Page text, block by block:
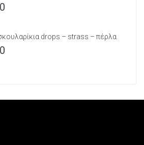
drops – strass – πέρλα